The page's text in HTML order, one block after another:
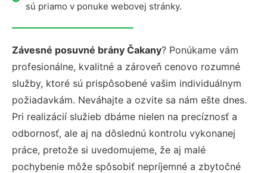
sú priamo v ponuke webovej stránky.
Závesné posuvné brány Čakany? Ponúkame vám
profesionálne, kvalitné a zároveň cenovo rozumné
služby, ktoré sú prispôsobené vašim individuálnym
požiadavkám. Neváhajte a ozvite sa nám ešte dnes.
Pri realizácií služieb dbáme nielen na precíznosť a
odbornosť, ale aj na dôslednú kontrolu vykonanej
práce, pretože si uvedomujeme, že aj malé
pochybenie môže spôsobiť nepríjemné a zbytočné